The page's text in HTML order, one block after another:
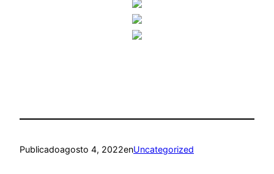
Publicadoagosto 4, 2022enUncategorized